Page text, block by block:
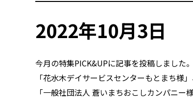
2022年10月3日
今月の特集PICK&UPに記事を投稿しました。
「花水木デイサービスセンターもとまち様
「一般社団法人 蒼いまちおこしカンパニー